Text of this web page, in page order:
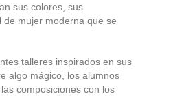
sus colores, sus
de mujer moderna que se
talleres inspirados en sus
algo mágico, los alumnos
composiciones con los